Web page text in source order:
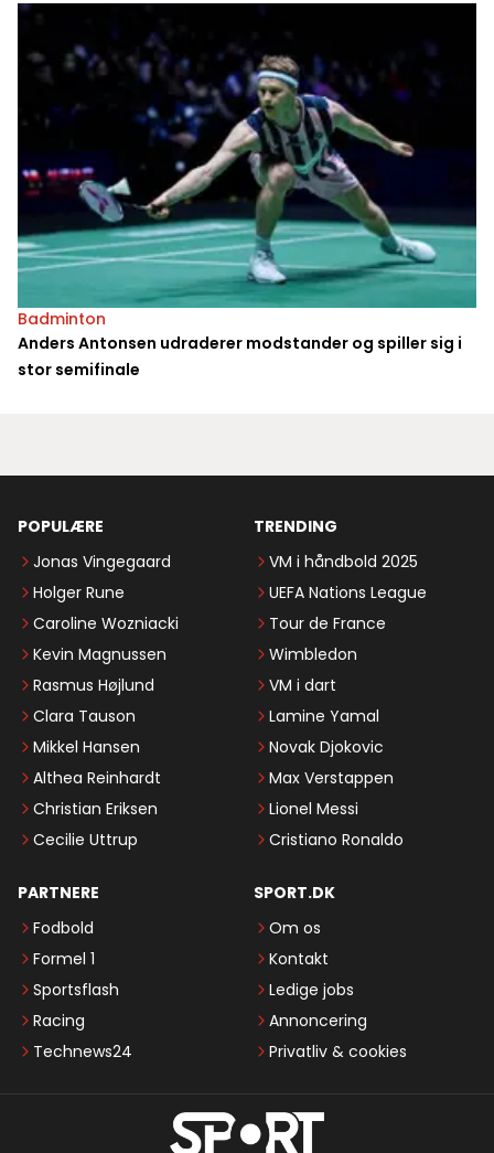
Badminton
Anders Antonsen udraderer modstander og spiller sig i
stor semifinale
POPULÆRE
Jonas Vingegaard
Holger Rune
Caroline Wozniacki
Kevin Magnussen
Rasmus Højlund
Clara Tauson
Mikkel Hansen
Althea Reinhardt
Christian Eriksen
Cecilie Uttrup
TRENDING
VM i håndbold 2025
UEFA Nations League
Tour de France
Wimbledon
VM i dart
Lamine Yamal
Novak Djokovic
Max Verstappen
Lionel Messi
Cristiano Ronaldo
PARTNERE
Fodbold
Formel 1
Sportsflash
Racing
Technews24
SPORT.DK
Om os
Kontakt
Ledige jobs
Annoncering
Privatliv & cookies